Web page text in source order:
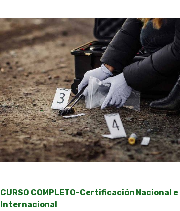
CURSO COMPLETO-Certificación Nacional e
Internacional